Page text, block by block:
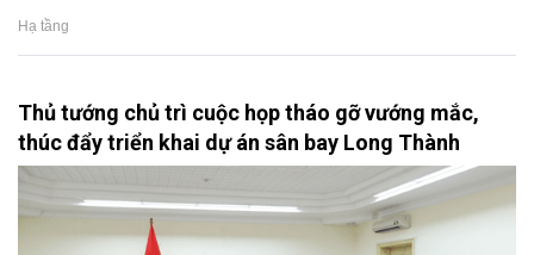
Hạ tầng
Thủ tướng chủ trì cuộc họp tháo gỡ vướng mắc,
thúc đẩy triển khai dự án sân bay Long Thành